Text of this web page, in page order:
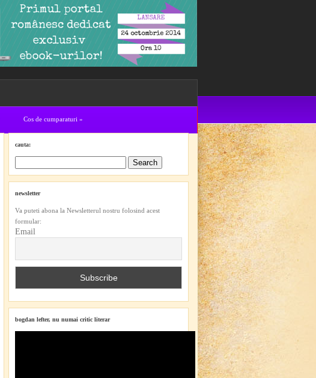
Cos de cumparaturi »
cauta:
newsletter
Va puteti abona la Newsletterul nostru folosind acest
formular:
Email
bogdan lefter, nu numai critic literar